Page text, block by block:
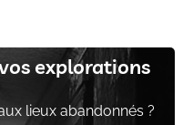
explorations
lieux abandonnés ?